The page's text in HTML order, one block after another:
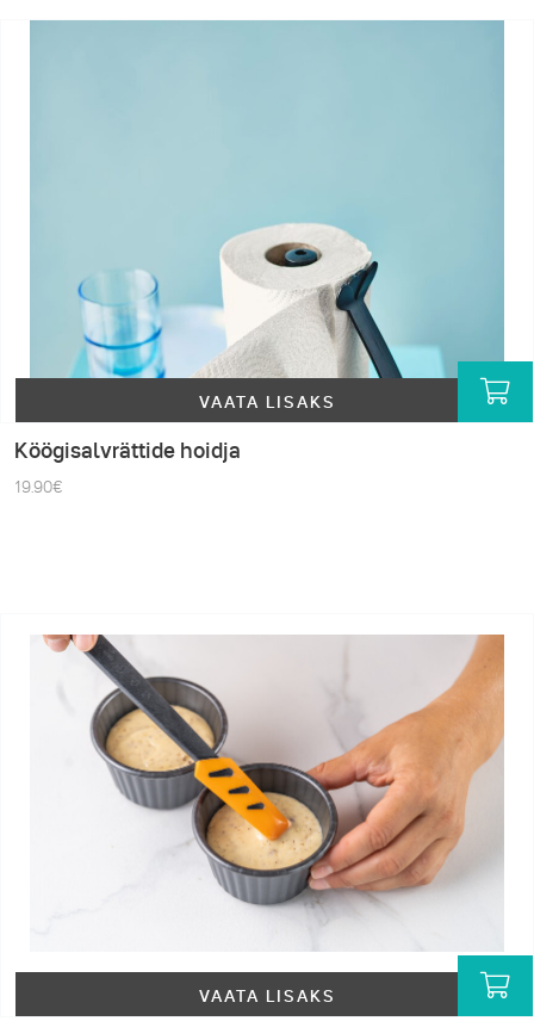
VAATA LISAKS
Köögisalvrättide hoidja
19.90€
VAATA LISAKS